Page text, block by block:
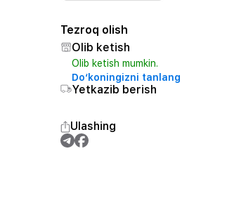
Tezroq olish
Olib ketish
Olib ketish mumkin.
Do‘koningizni tanlang
Yetkazib berish
Ulashing